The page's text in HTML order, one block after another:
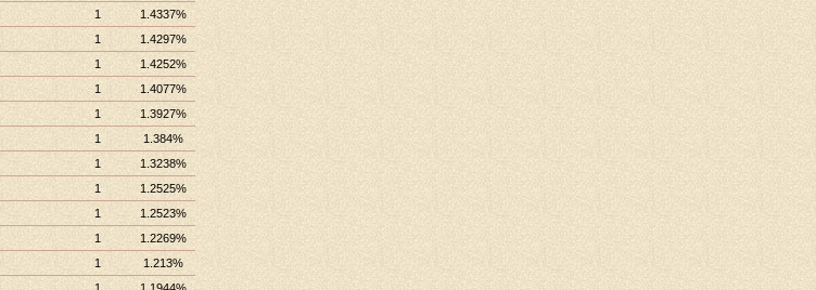
1
1.4337%
1
1.4297%
1
1.4252%
1
1.4077%
1
1.3927%
1
1.384%
1
1.3238%
1
1.2525%
1
1.2523%
1
1.2269%
1
1.213%